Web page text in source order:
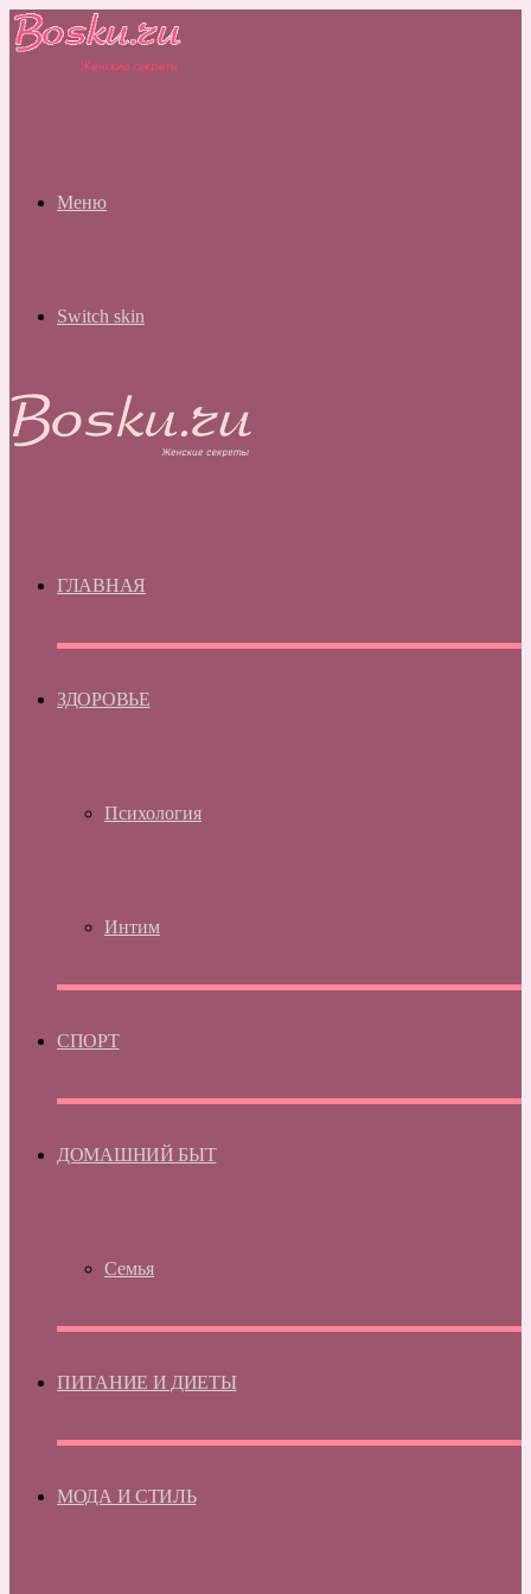
Меню
Switch skin
ГЛАВНАЯ
ЗДОРОВЬЕ
Психология
Интим
СПОРТ
ДОМАШНИЙ БЫТ
Семья
ПИТАНИЕ И ДИЕТЫ
МОДА И СТИЛЬ